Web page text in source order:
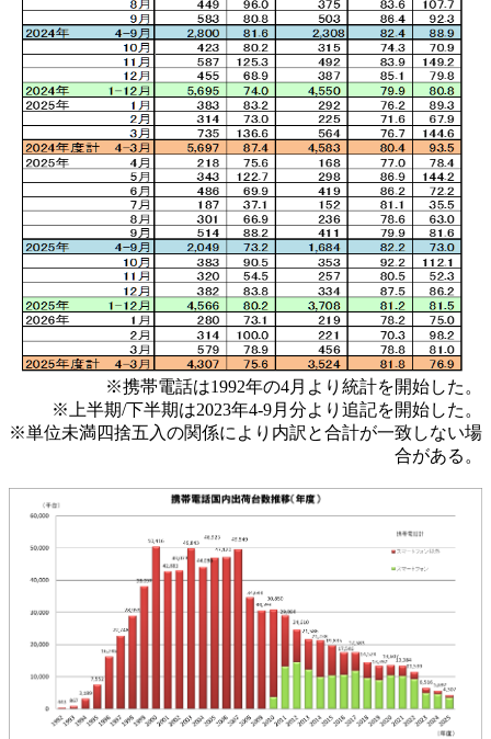
※携帯電話は1992年の4月より統計を開始した。
※上半期/下半期は2023年4-9月分より追記を開始した。
※単位未満四捨五入の関係により内訳と合計が一致しない場
合がある。